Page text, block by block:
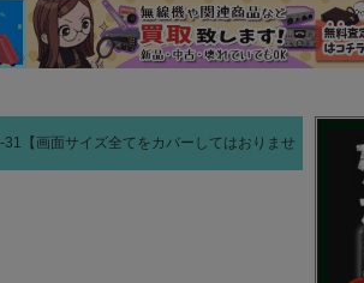
【画面サイズ全てをカバーしてはおりませ